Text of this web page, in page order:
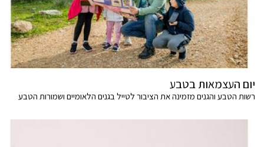
יום העצמאות בטבע
רשות הטבע והגנים מזמינה את הציבור לטייל בגנים הלאומיים ושמורות הטבע